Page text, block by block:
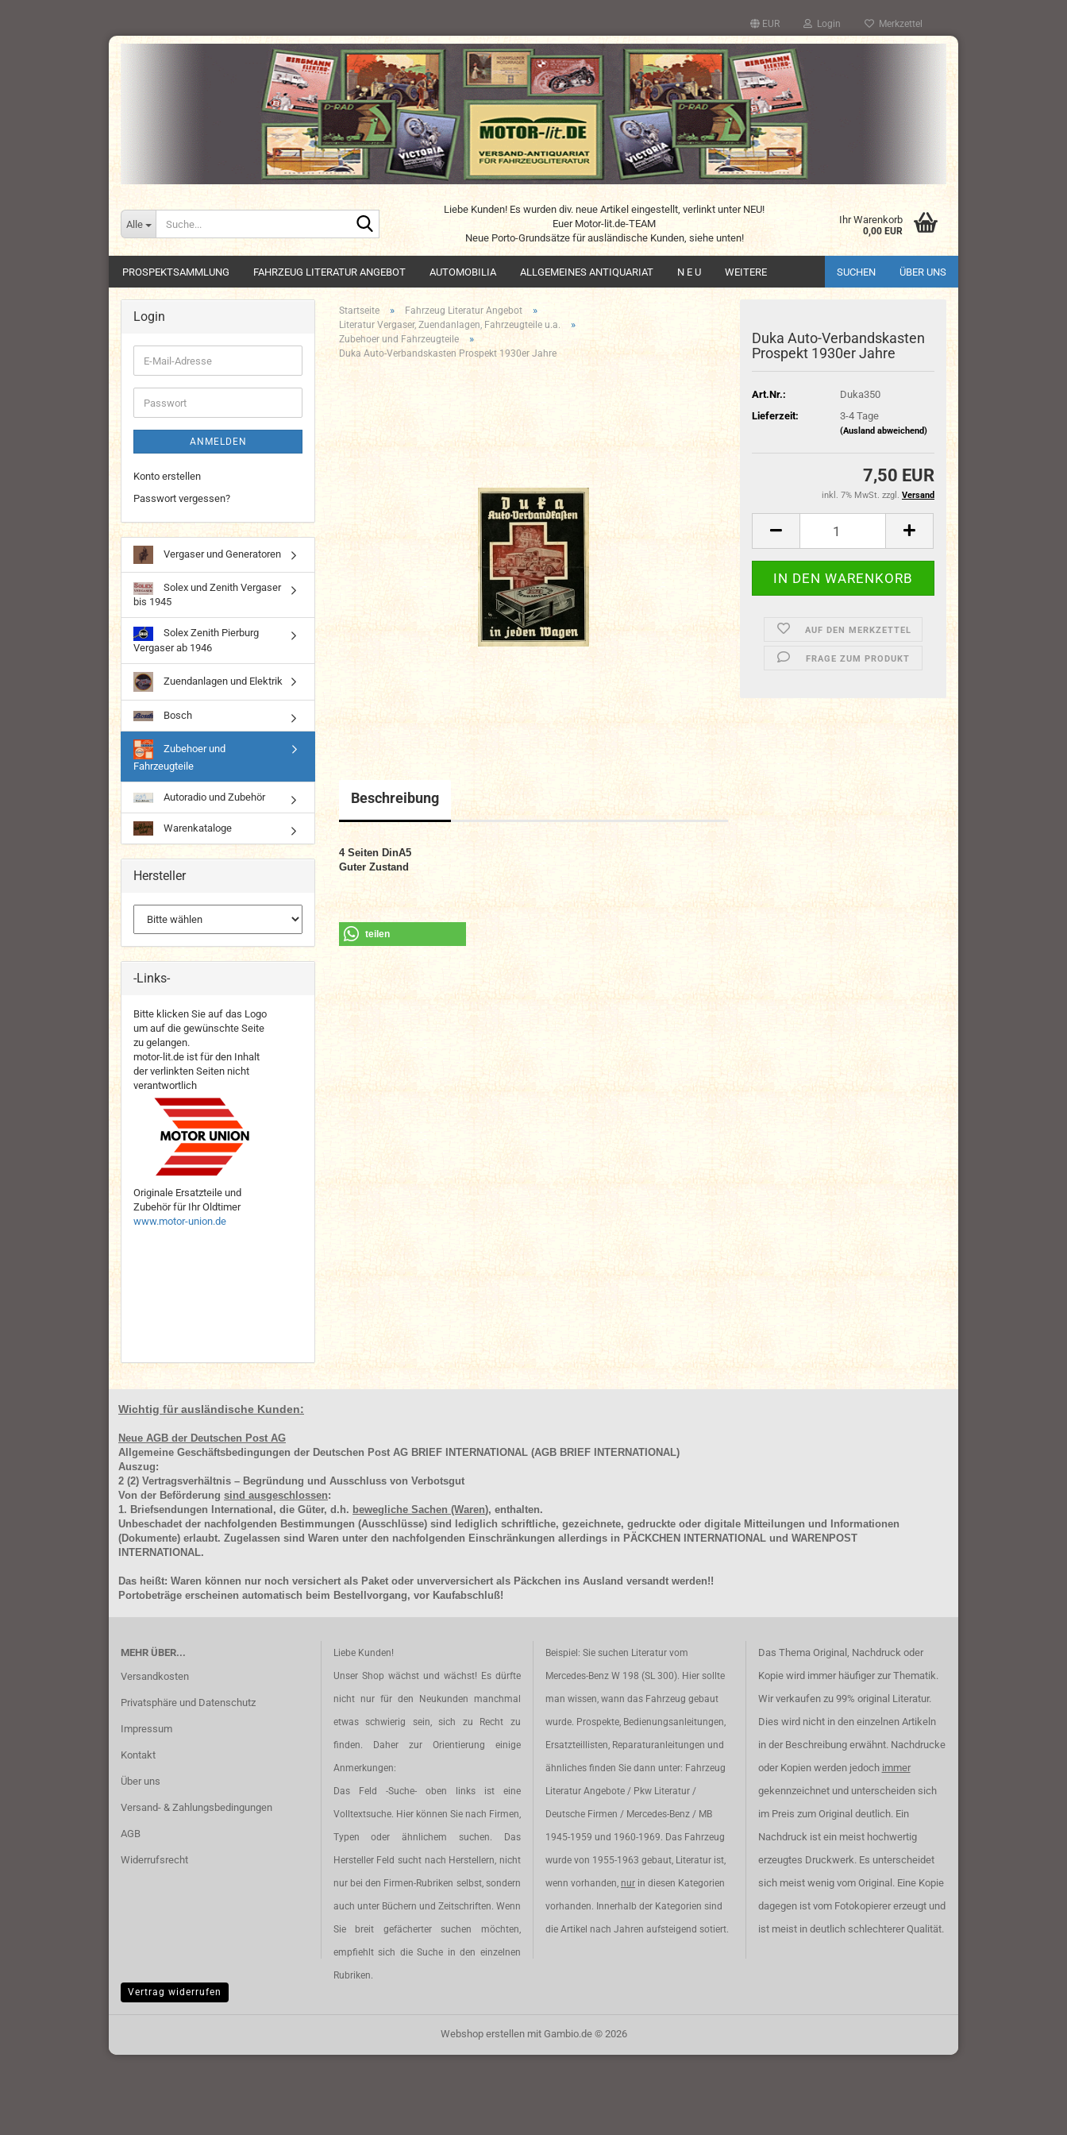
EUR Login Merkzettel
Alle
Liebe Kunden! Es wurden div. neue Artikel eingestellt, verlinkt unter NEU!
Euer Motor-lit.de-TEAM
Neue Porto-Grundsätze für ausländische Kunden, siehe unten!
Ihr Warenkorb
0,00 EUR
PROSPEKTSAMMLUNG FAHRZEUG LITERATUR ANGEBOT AUTOMOBILIA ALLGEMEINES ANTIQUARIAT N E U SUCHEN ÜBER UNS
WEITERE
Startseite » Fahrzeug Literatur Angebot »
Literatur Vergaser, Zuendanlagen, Fahrzeugteile u.a. »
Zubehoer und Fahrzeugteile »
Duka Auto-Verbandskasten Prospekt 1930er Jahre
Duka Auto-Verbandskasten
Prospekt 1930er Jahre
Art.Nr.:
Duka350
Lieferzeit:
3-4 Tage
(Ausland abweichend)
7,50 EUR
inkl. 7% MwSt. zzgl. Versand
AUF DEN MERKZETTEL
FRAGE ZUM PRODUKT
Beschreibung
4 Seiten DinA5
Guter Zustand
teilen
Login
E-
Mail-
Adresse
Passwort
ANMELDEN
Konto erstellen
Passwort vergessen?
Vergaser und Generatoren
Solex und Zenith Vergaser
bis 1945
Solex Zenith Pierburg
Vergaser ab 1946
Zuendanlagen und Elektrik
Bosch
Zubehoer und
Fahrzeugteile
Autoradio und Zubehör
Warenkataloge
Hersteller
-Links-
Bitte klicken Sie auf das Logo
um auf die gewünschte Seite
zu gelangen.
motor-lit.de ist für den Inhalt
der verlinkten Seiten nicht
verantwortlich
Originale Ersatzteile und
Zubehör für Ihr Oldtimer
www.motor-union.de
Wichtig für ausländische Kunden:
Neue AGB der Deutschen Post AG
Allgemeine Geschäftsbedingungen der Deutschen Post AG BRIEF INTERNATIONAL (AGB BRIEF INTERNATIONAL)
Auszug:
2 (2) Vertragsverhältnis – Begründung und Ausschluss von Verbotsgut
Von der Beförderung sind ausgeschlossen:
1. Briefsendungen International, die Güter, d.h. bewegliche Sachen (Waren), enthalten.
Unbeschadet der nachfolgenden Bestimmungen (Ausschlüsse) sind lediglich schriftliche, gezeichnete, gedruckte oder digitale Mitteilungen und Informationen
(Dokumente) erlaubt. Zugelassen sind Waren unter den nachfolgenden Einschränkungen allerdings in PÄCKCHEN INTERNATIONAL und WARENPOST
INTERNATIONAL.
Das heißt: Waren können nur noch versichert als Paket oder unverversichert als Päckchen ins Ausland versandt werden!!
Portobeträge erscheinen automatisch beim Bestellvorgang, vor Kaufabschluß!
MEHR ÜBER...
Versandkosten
Privatsphäre und Datenschutz
Impressum
Kontakt
Über uns
Versand- & Zahlungsbedingungen
AGB
Widerrufsrecht
Liebe Kunden!
Unser Shop wächst und wächst! Es dürfte
nicht nur für den Neukunden manchmal
etwas schwierig sein, sich zu Recht zu
finden. Daher zur Orientierung einige
Anmerkungen:
Das Feld -Suche- oben links ist eine
Volltextsuche. Hier können Sie nach Firmen,
Typen oder ähnlichem suchen. Das
Hersteller Feld sucht nach Herstellern, nicht
nur bei den Firmen-Rubriken selbst, sondern
auch unter Büchern und Zeitschriften. Wenn
Sie breit gefächerter suchen möchten,
empfiehlt sich die Suche in den einzelnen
Rubriken.
Beispiel: Sie suchen Literatur vom
Mercedes-Benz W 198 (SL 300). Hier sollte
man wissen, wann das Fahrzeug gebaut
wurde. Prospekte, Bedienungsanleitungen,
Ersatzteillisten, Reparaturanleitungen und
ähnliches finden Sie dann unter: Fahrzeug
Literatur Angebote / Pkw Literatur /
Deutsche Firmen / Mercedes-Benz / MB
1945-1959 und 1960-1969. Das Fahrzeug
wurde von 1955-1963 gebaut, Literatur ist,
wenn vorhanden, nur in diesen Kategorien
vorhanden. Innerhalb der Kategorien sind
die Artikel nach Jahren aufsteigend sotiert.
Das Thema Original, Nachdruck oder
Kopie wird immer häufiger zur Thematik.
Wir verkaufen zu 99% original Literatur.
Dies wird nicht in den einzelnen Artikeln
in der Beschreibung erwähnt. Nachdrucke
oder Kopien werden jedoch immer
gekennzeichnet und unterscheiden sich
im Preis zum Original deutlich. Ein
Nachdruck ist ein meist hochwertig
erzeugtes Druckwerk. Es unterscheidet
sich meist wenig vom Original. Eine Kopie
dagegen ist vom Fotokopierer erzeugt und
ist meist in deutlich schlechterer Qualität.
Vertrag widerrufen
Webshop erstellenmit Gambio.de © 2026